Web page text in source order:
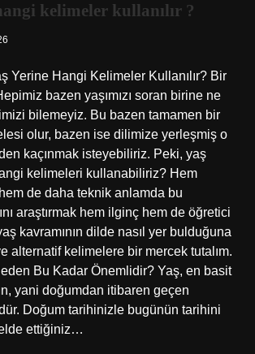
kelimeler kullanılır ?
Yerine Hangi Kelimeler Kullanılır? Bir
bazen yaşımızı soran birine ne
bilemeyiz. Bu bazen tamamen bir
olur, bazen ise dilimize yerleşmiş o
kaçınmak isteyebiliriz. Peki, yaş
kelimeleri kullanabiliriz? Hem
de daha teknik anlamda bu
araştırmak hem ilginç hem de öğretici
kavramının dilde nasıl yer bulduğuna
alternatif kelimelere bir mercek tutalım.
Bu Kadar Önemlidir? Yaş, en basit
yani doğumdan itibaren geçen
Doğum tarihinizle bugünün tarihini
elde ettiğiniz…